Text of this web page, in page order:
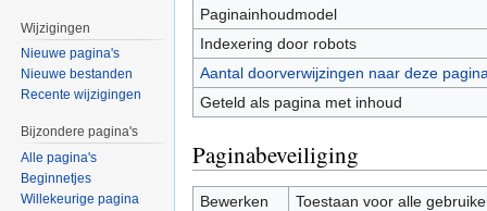
Paginainhoudmodel
Indexering door robots
Aantal doorverwijzingen naar deze
Geteld als pagina met inhoud
Paginabeveiliging
Bewerken
Toestaan voor alle
Wijzigingen
Nieuwe pagina's
Nieuwe bestanden
Recente wijzigingen
Bijzondere pagina's
Alle pagina's
Beginnetjes
Willekeurige pagina